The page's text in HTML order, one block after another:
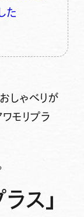
た
しゃべりが
ワモリプラ
ス」